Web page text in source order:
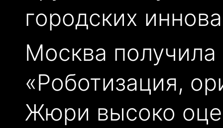
городских
Москва
«Роботизация,
Жюри высоко